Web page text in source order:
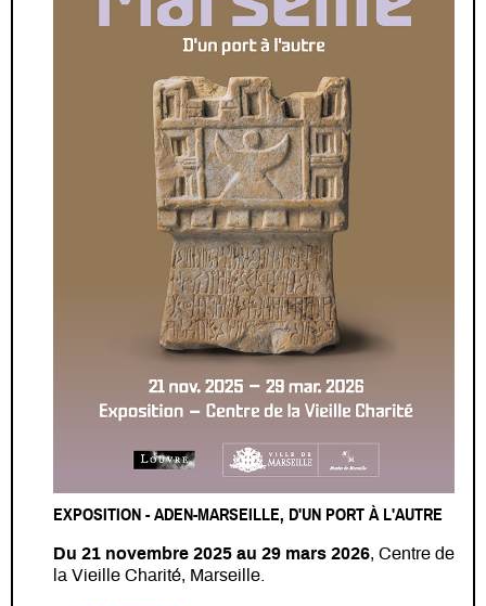
EXPOSITION - ADEN-MARSEILLE, D'UN PORT À L'AUTRE
Du 21 novembre 2025 au 29 mars 2026, Centre de
la Vieille Charité, Marseille.